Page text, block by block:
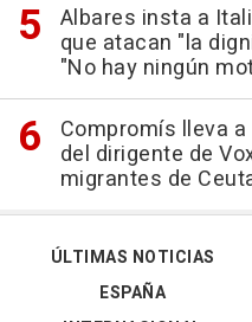
Albares insta a
que atacan "la
"No hay ningún
Compromís lleva
del dirigente de
migrantes de
ÚLTIMAS NOTICIAS
ESPAÑA